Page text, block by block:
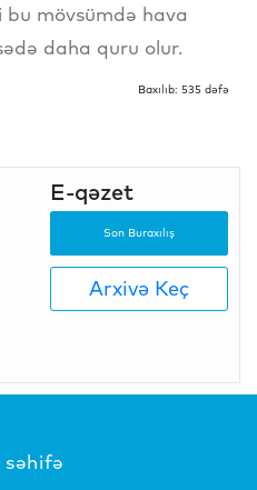
bu mövsümdə hava
daha quru olur.
Baxılıb: 535 dəfə
E-qəzet
Son Buraxılış
Arxivə Keç